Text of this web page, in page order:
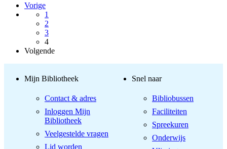
Vorige
1
2
3
4
Volgende
Mijn Bibliotheek
Contact & adres
Inloggen Mijn
Bibliotheek
Veelgestelde vragen
Lid worden
Snel naar
Bibliobussen
Faciliteiten
Spreekuren
Onderwijs